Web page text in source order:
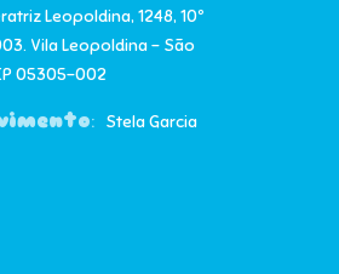
Leopoldina, 1248, 10º
Vila Leopoldina – São
05305-002
: Stela Garcia